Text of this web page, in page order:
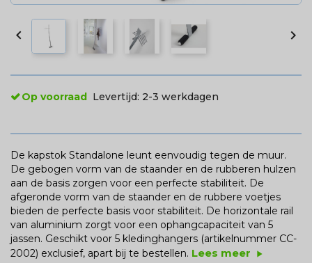
 
Op voorraad Levertijd: 2-3 werkdagen
De kapstok Standalone leunt eenvoudig tegen de muur.
De gebogen vorm van de staander en de rubberen hulzen
aan de basis zorgen voor een perfecte stabiliteit. De
afgeronde vorm van de staander en de rubbere voetjes
bieden de perfecte basis voor stabiliteit. De horizontale rail
van aluminium zorgt voor een ophangcapaciteit van 5
jassen. Geschikt voor 5 kledinghangers (artikelnummer CC-
2002) exclusief, apart bij te bestellen. Lees meer play_arrow